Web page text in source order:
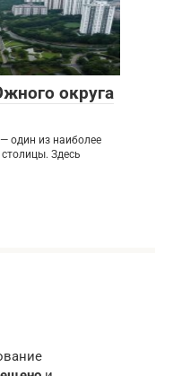
округа
один из наиболее
Здесь